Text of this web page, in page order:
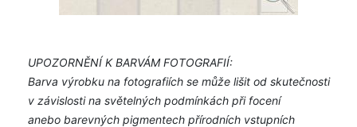
UPOZORNĚNÍ K BARVÁM FOTOGRAFIÍ:
Barva výrobku na fotografiích se může lišit od skutečnosti
v závislosti na světelných podmínkách při focení
anebo barevných pigmentech přírodních vstupních